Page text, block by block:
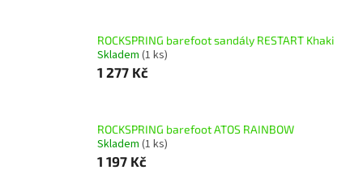
ROCKSPRING barefoot sandály RESTART Khaki
Skladem (1 ks)
1 277 Kč
ROCKSPRING barefoot ATOS RAINBOW
Skladem (1 ks)
1 197 Kč